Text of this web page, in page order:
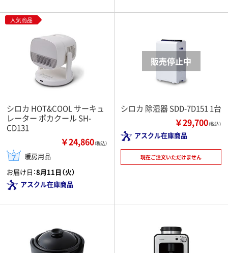
人気商品
シロカ HOT&COOL サーキュ
レーター ポカクール SH-
CD131
￥24,860（税込）
暖房用品
お届け日：8月11日（火）
アスクル在庫商品
シロカ 除湿器 SDD-7D151 1台
￥29,700（税込）
アスクル在庫商品
現在ご注文いただけません